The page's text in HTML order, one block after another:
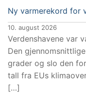
Ny varmerekord for
10. august 2026
Verdenshavene var
Den
grader og slo den
tall fra EUs
[…]